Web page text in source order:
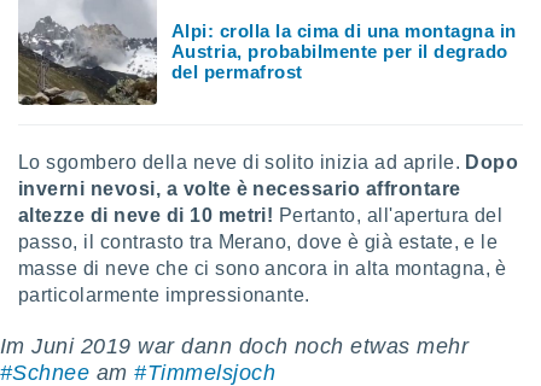
il
o la
e
per la
dei
Alpi: crolla la cima di una montagna in
Austria, probabilmente per il degrado
del permafrost
Lo sgombero della neve di solito inizia ad aprile. Dopo
inverni nevosi, a volte è necessario affrontare
altezze di neve di 10 metri! Pertanto, all'apertura del
passo, il contrasto tra Merano, dove è già estate, e le
masse di neve che ci sono ancora in alta montagna, è
particolarmente impressionante.
Im Juni 2019 war dann doch noch etwas mehr
#Schnee am#Timmelsjoch